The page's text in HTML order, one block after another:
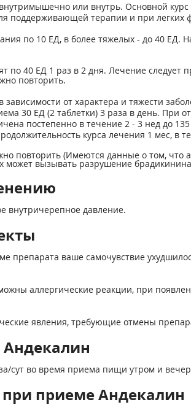
или внутрь. Основной
поддерживающей терапии и при легких
по 10 ЕД, в более тяжелых - до 40
по 40 ЕД 1 раз в 2 дня. Лечение следует
повторить.
от характера и тяжести
30 ЕД (2 таблетки) 3 раза в день. При
постепенно в течение 2 - 3 нед до
курса лечения 1 мес, в
повторить (Имеются данные о том, что
вызывать разрушение
внутричерепное давление.
ваше самочувствие
аллергические реакции, при
явления, требующие отмены
сут во время приема пищи утром и
приеме Андекалин